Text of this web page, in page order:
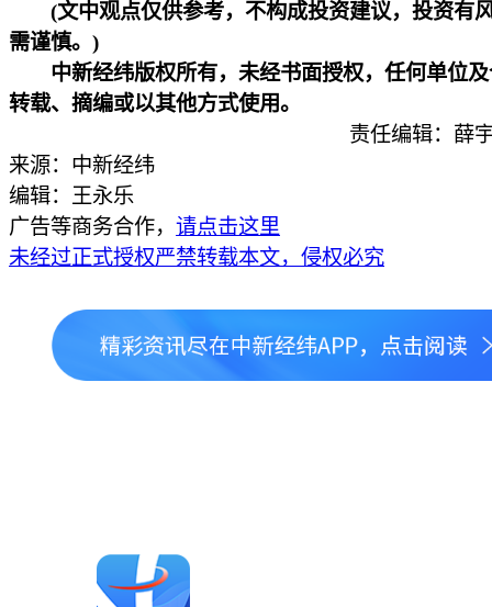
(文中观点仅供参考，不构成投资建议，投资有
需谨慎。)
中新经纬版权所有，未经书面授权，任何单位
转载、摘编或以其他方式使用。
责任编辑：薛
来源：中新经纬
编辑：王永乐
广告等商务合作， 请点击这里
未经过正式授权严禁转载本文，侵权必究